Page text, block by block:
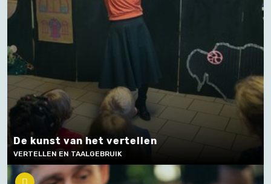
De kunst van het vertellen
VERTELLEN EN TAALGEBRUIK